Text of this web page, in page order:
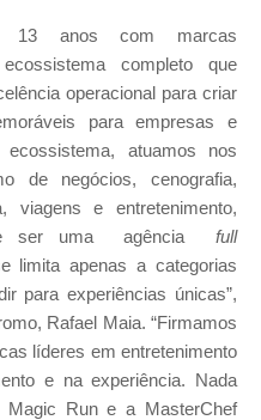
13 anos com marcas
completo que
operacional para criar
para empresas e
atuamos nos
de negócios, cenografia,
viagens e entretenimento,
de ser uma agência full
limita apenas a categorias
para experiências únicas”,
Rafael Maia. “Firmamos
líderes em entretenimento
e na experiência. Nada
Run e a MasterChef